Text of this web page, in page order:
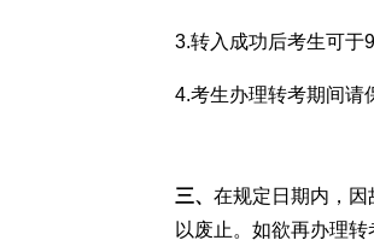
3.转入成功后考生可于
4.考生办理转考期间请
三、 在规定日期内，
以废止。如欲再办理转